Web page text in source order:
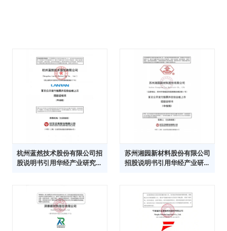
杭州蓝然技术股份有限公司招
股说明书引用华经产业研究院
苏州湘园新材料股份有限公司
招股说明书引用华经产业研究